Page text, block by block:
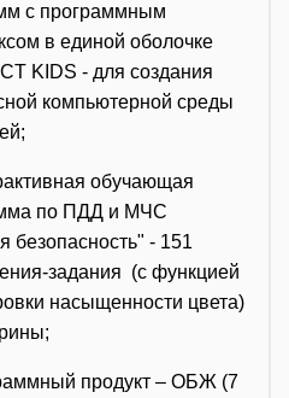
с программным
в единой оболочке
KIDS - для создания
компьютерной среды
обучающая
по ПДД и МЧС
безопасность" - 151
задания (с функцией
насыщенности цвета)
продукт – ОБЖ (7